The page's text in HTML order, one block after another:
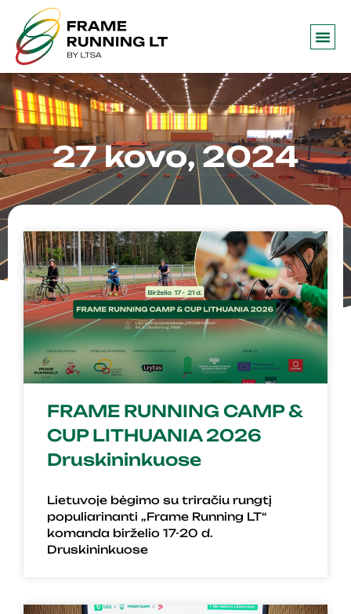
27 kovo, 2024
FRAME RUNNING CAMP &
CUP LITHUANIA 2026
Druskininkuose
Lietuvoje bėgimo su triračiu rungtį
populiarinanti „Frame Running LT“
komanda birželio 17-20 d.
Druskininkuose